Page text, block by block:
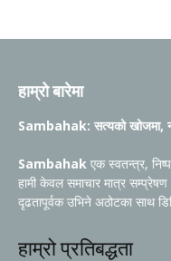
हाम्रो बारेमा
Sambahak: सत्यको खोजमा,
Sambahak एक स्वतन्त्र,
हामी केवल समाचार मात्र सम्प्रेषण
दृढतापूर्वक उभिने अठोटका साथ
हाम्रो प्रतिबद्धता